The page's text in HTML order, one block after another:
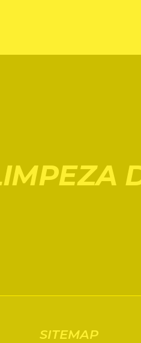
SITEMAP